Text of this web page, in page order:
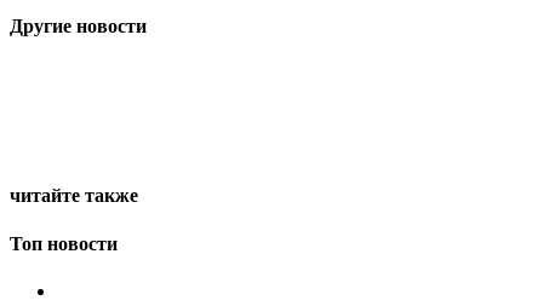
Другие новости
читайте также
Топ новости